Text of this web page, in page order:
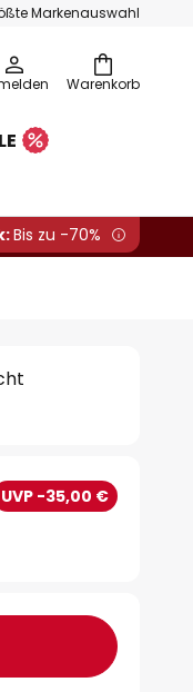
Markenauswahl
Warenkorb
Bis zu -70%
UVP -35,00 €